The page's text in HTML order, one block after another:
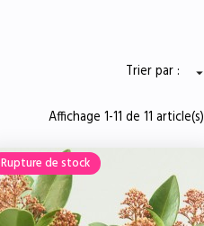
Trier par : 
Affichage 1-11 de 11 article(s)
Rupture de stock